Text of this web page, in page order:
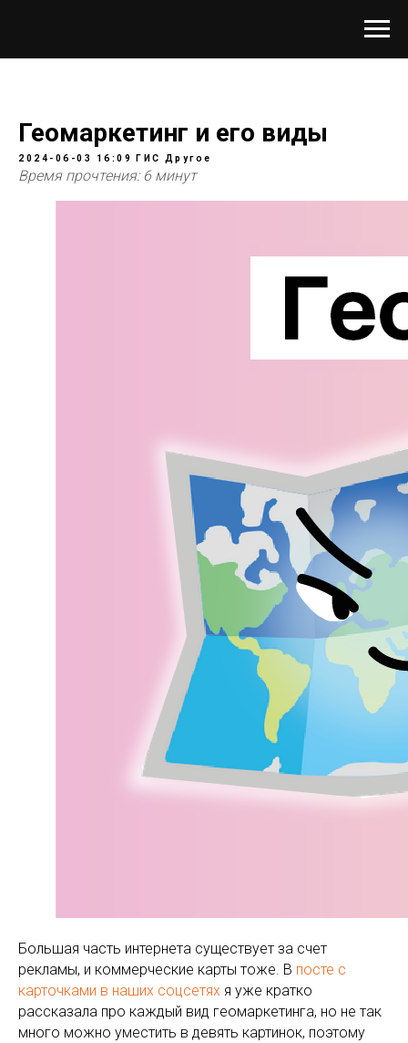
Геомаркетинг и его виды
2024-06-03 16:09 ГИС Другое
Время прочтения: 6 минут
Большая часть интернета существует за счет
рекламы, и коммерческие карты тоже. В посте с
карточками в наших соцсетях я уже кратко
рассказала про каждый вид геомаркетинга, но не так
много можно уместить в девять картинок, поэтому